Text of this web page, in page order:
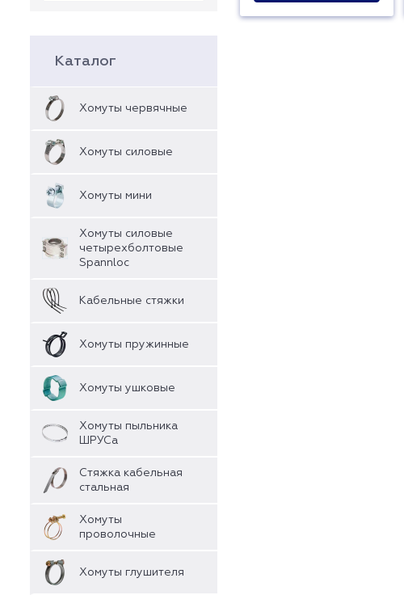
Каталог
Хомуты червячные
Хомуты силовые
Хомуты мини
Хомуты силовые
четырехболтовые
Spannloc
Кабельные стяжки
Хомуты пружинные
Хомуты ушковые
Хомуты пыльника
ШРУСа
Стяжка кабельная
стальная
Хомуты
проволочные
Хомуты глушителя